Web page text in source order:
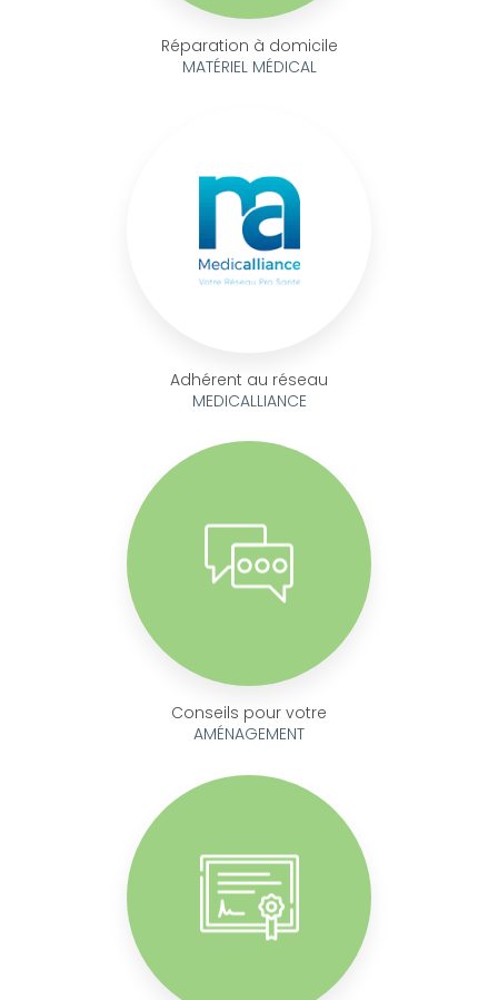
Réparation à domicile
MATÉRIEL MÉDICAL
Adhérent au réseau
MEDICALLIANCE
Conseils pour votre
AMÉNAGEMENT